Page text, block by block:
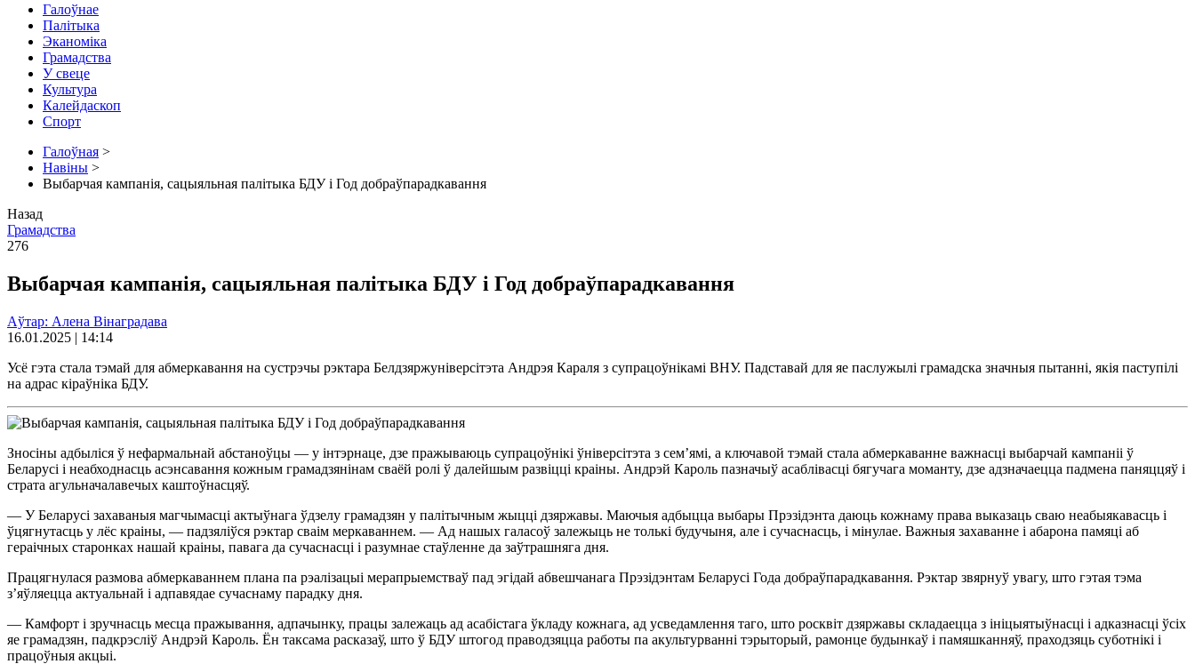
Галоўнае
Палітыка
Эканоміка
Грамадства
У свеце
Культура
Калейдаскоп
Спорт
Галоўная >
Навіны >
Выбарчая кампанія, сацыяльная палітыка БДУ і Год добраўпарадкавання
Назад
Грамадства
276
Выбарчая кампанія, сацыяльная палітыка БДУ і Год добраўпарадкавання
Аўтар: Алена Вінаградава
16.01.2025 | 14:14
Усё гэта стала тэмай для абмеркавання на сустрэчы рэктара Белдзяржуніверсітэта Андрэя Караля з супрацоўнікамі ВНУ. Падставай для яе паслужылі грамадска значныя пытанні, якія паступілі
на адрас кіраўніка БДУ.
Зносіны адбыліся ў нефармальнай абстаноўцы — у інтэрнаце, дзе пражываюць супрацоўнікі ўніверсітэта з сем’ямі, а ключавой тэмай стала абмеркаванне важнасці выбарчай кампаніі ў
Беларусі і неабходнасць асэнсавання кожным грамадзянінам сваёй ролі ў далейшым развіцці краіны. Андрэй Кароль пазначыў асаблівасці бягучага моманту, дзе адзначаецца падмена паняццяў і
страта агульначалавечых каштоўнасцяў.
— У Беларусі захаваныя магчымасці актыўнага ўдзелу грамадзян у палітычным жыцці дзяржавы. Маючыя адбыцца выбары Прэзідэнта даюць кожнаму права выказаць сваю неабыякавасць і
ўцягнутасць у лёс краіны, — падзяліўся рэктар сваім меркаваннем. — Ад нашых галасоў залежыць не толькі будучыня, але і сучаснасць, і мінулае. Важныя захаванне і абарона памяці аб
гераічных старонках нашай краіны, павага да сучаснасці і разумнае стаўленне да заўтрашняга дня.
Працягнулася размова абмеркаваннем плана па рэалізацыі мерапрыемстваў пад эгідай абвешчанага Прэзідэнтам Беларусі Года добраўпарадкавання. Рэктар звярнуў увагу, што гэтая тэма
з’яўляецца актуальнай і адпавядае сучаснаму парадку дня.
— Камфорт і зручнасць месца пражывання, адпачынку, працы залежаць ад асабістага ўкладу кожнага, ад усведамлення таго, што росквіт дзяржавы складаецца з ініцыятыўнасці і адказнасці ўсіх
яе грамадзян, падкрэсліў Андрэй Кароль. Ён таксама расказаў, што ў БДУ штогод праводзяцца работы па акультурванні тэрыторый, рамонце будынкаў і памяшканняў, праходзяць суботнікі і
працоўныя акцыі.